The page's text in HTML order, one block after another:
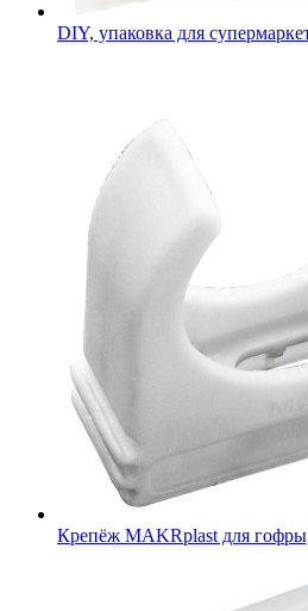
DIY, упаковка для
Крепёж MAKRplast для